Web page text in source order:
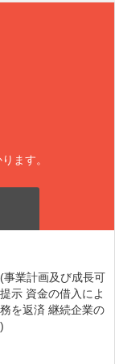
ます。
業計画及び成長可
示 資金の借入によ
を返済 継続企業の